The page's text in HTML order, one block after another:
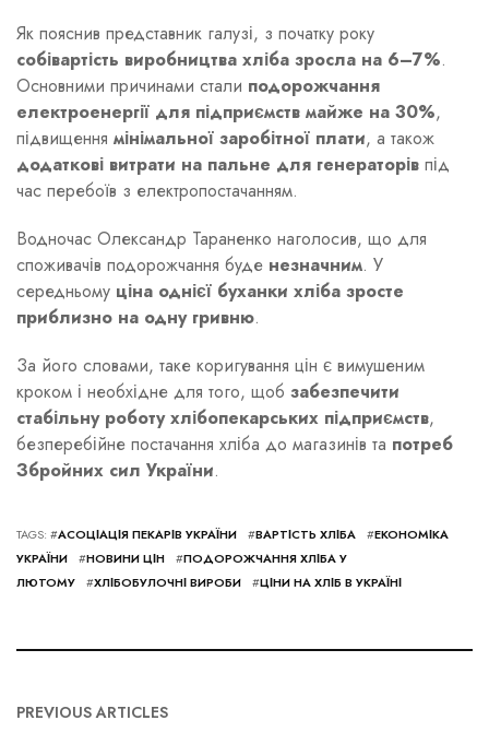
Як пояснив представник галузі, з початку року
собівартість виробництва хліба зросла на 6–7%.
Основними причинами стали подорожчання
електроенергії для підприємств майже на 30%,
підвищення мінімальної заробітної плати, а також
додаткові витрати на пальне для генераторів під
час перебоїв з електропостачанням.
Водночас Олександр Тараненко наголосив, що для
споживачів подорожчання буде незначним. У
середньому ціна однієї буханки хліба зросте
приблизно на одну гривню.
За його словами, таке коригування цін є вимушеним
кроком і необхідне для того, щоб забезпечити
стабільну роботу хлібопекарських підприємств,
безперебійне постачання хліба до магазинів та потреб
Збройних сил України.
TAGS: #АСОЦІАЦІЯ ПЕКАРІВ УКРАЇНИ #ВАРТІСТЬ ХЛІБА #ЕКОНОМІКА
УКРАЇНИ
#НОВИНИ ЦІН #ПОДОРОЖЧАННЯ ХЛІБА У
ЛЮТОМУ
#ХЛІБОБУЛОЧНІ ВИРОБИ #ЦІНИ НА ХЛІБ В УКРАЇНІ
PREVIOUS ARTICLES